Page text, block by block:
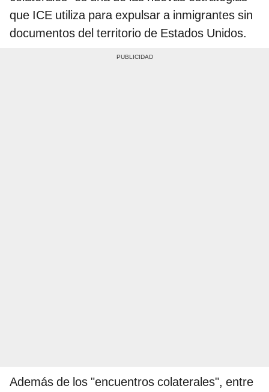
que ICE utiliza para expulsar a inmigrantes sin
documentos del territorio de Estados Unidos.
Además de los "encuentros colaterales", entre